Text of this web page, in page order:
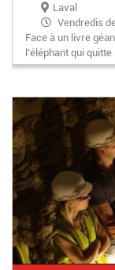
Laval
Vendredis
Face à un livre
l’éléphant qui